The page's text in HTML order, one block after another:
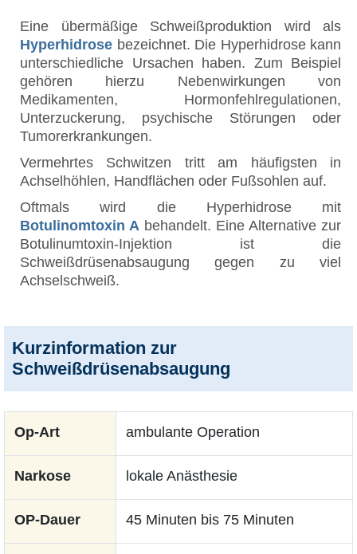
Eine übermäßige Schweißproduktion wird als
Hyperhidrose bezeichnet. Die Hyperhidrose kann
unterschiedliche Ursachen haben. Zum Beispiel
gehören hierzu Nebenwirkungen von
Medikamenten, Hormonfehlregulationen,
Unterzuckerung, psychische Störungen oder
Tumorerkrankungen.
Vermehrtes Schwitzen tritt am häufigsten in
Achselhöhlen, Handflächen oder Fußsohlen auf.
Oftmals wird die Hyperhidrose mit
Botulinomtoxin A behandelt. Eine Alternative zur
Botulinumtoxin-Injektion ist die
Schweißdrüsenabsaugung gegen zu viel
Achselschweiß.
Kurzinformation zur
Schweißdrüsenabsaugung
Op-Art ambulante Operation
Narkose lokale Anästhesie
OP-Dauer 45 Minuten bis 75 Minuten